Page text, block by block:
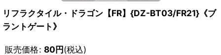
リフラクタイル・ドラゴン【FR】{DZ-BT03/FR21}《ブ
ラントゲート》
販売価格: 80円(税込)